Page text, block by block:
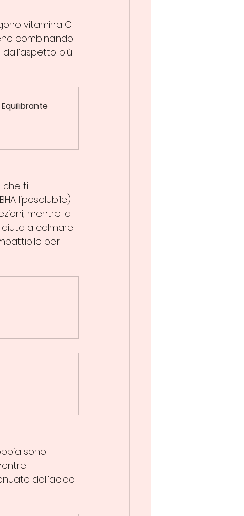
vitamina C
combinando
più
che ti
BHA liposolubile)
mentre la
a calmare
per
sono
dall’acido